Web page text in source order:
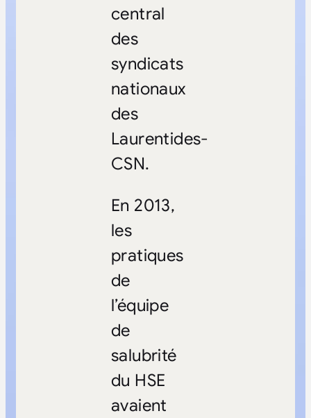
central
des
syndicats
nationaux
des
Laurentides-
CSN.
En 2013,
les
pratiques
de
l’équipe
de
salubrité
du HSE
avaient